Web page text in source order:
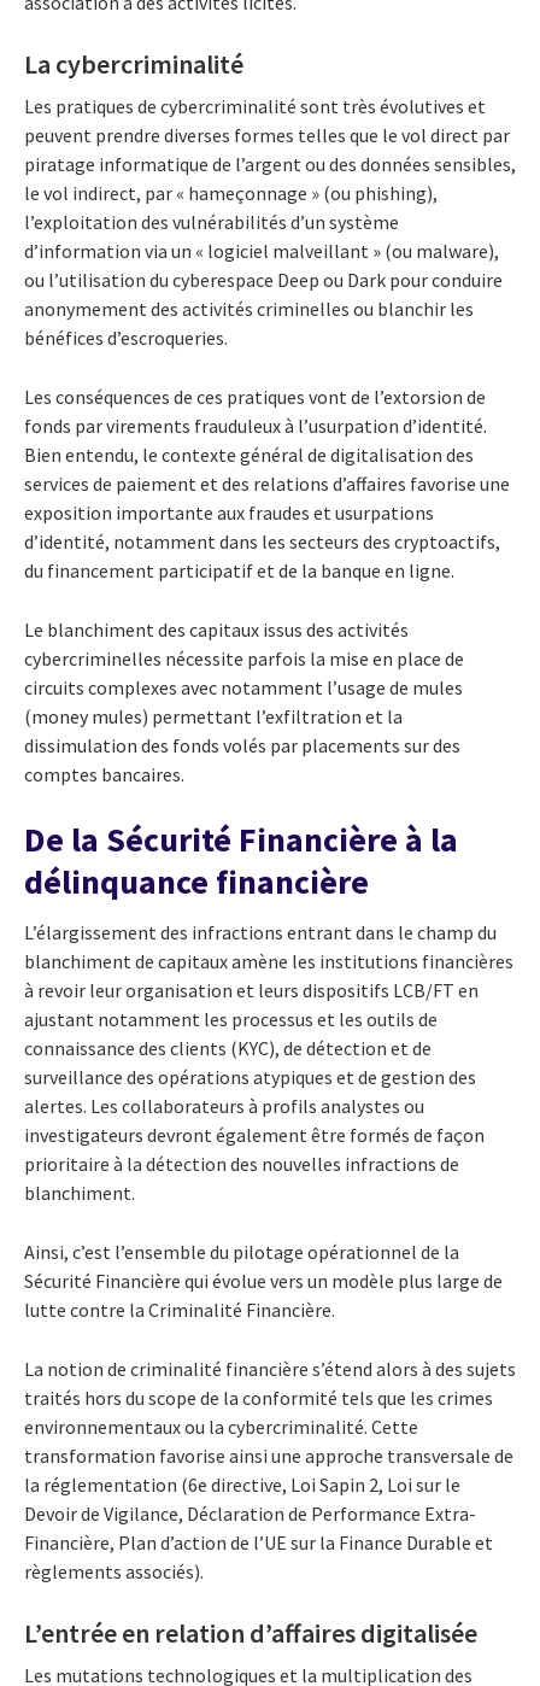
La cybercriminalité
Les pratiques de cybercriminalité sont très évolutives et
peuvent prendre diverses formes telles que le vol direct par
piratage informatique de l’argent ou des données sensibles,
le vol indirect, par « hameçonnage » (ou phishing),
l’exploitation des vulnérabilités d’un système
d’information via un « logiciel malveillant » (ou malware),
ou l’utilisation du cyberespace Deep ou Dark pour conduire
anonymement des activités criminelles ou blanchir les
bénéfices d’escroqueries.
Les conséquences de ces pratiques vont de l’extorsion de
fonds par virements frauduleux à l’usurpation d’identité.
Bien entendu, le contexte général de digitalisation des
services de paiement et des relations d’affaires favorise une
exposition importante aux fraudes et usurpations
d’identité, notamment dans les secteurs des cryptoactifs,
du financement participatif et de la banque en ligne.
Le blanchiment des capitaux issus des activités
cybercriminelles nécessite parfois la mise en place de
circuits complexes avec notamment l’usage de mules
(money mules) permettant l’exfiltration et la
dissimulation des fonds volés par placements sur des
comptes bancaires.
De la Sécurité Financière à la
délinquance financière
L’élargissement des infractions entrant dans le champ du
blanchiment de capitaux amène les institutions financières
à revoir leur organisation et leurs dispositifs LCB/FT en
ajustant notamment les processus et les outils de
connaissance des clients (KYC), de détection et de
surveillance des opérations atypiques et de gestion des
alertes. Les collaborateurs à profils analystes ou
investigateurs devront également être formés de façon
prioritaire à la détection des nouvelles infractions de
blanchiment.
Ainsi, c’est l’ensemble du pilotage opérationnel de la
Sécurité Financière qui évolue vers un modèle plus large de
lutte contre la Criminalité Financière.
La notion de criminalité financière s’étend alors à des sujets
traités hors du scope de la conformité tels que les crimes
environnementaux ou la cybercriminalité. Cette
transformation favorise ainsi une approche transversale de
la réglementation (6e directive, Loi Sapin 2, Loi sur le
Devoir de Vigilance, Déclaration de Performance Extra-
Financière, Plan d’action de l’UE sur la Finance Durable et
règlements associés).
L’entrée en relation d’affaires digitalisée
Les mutations technologiques et la multiplication des